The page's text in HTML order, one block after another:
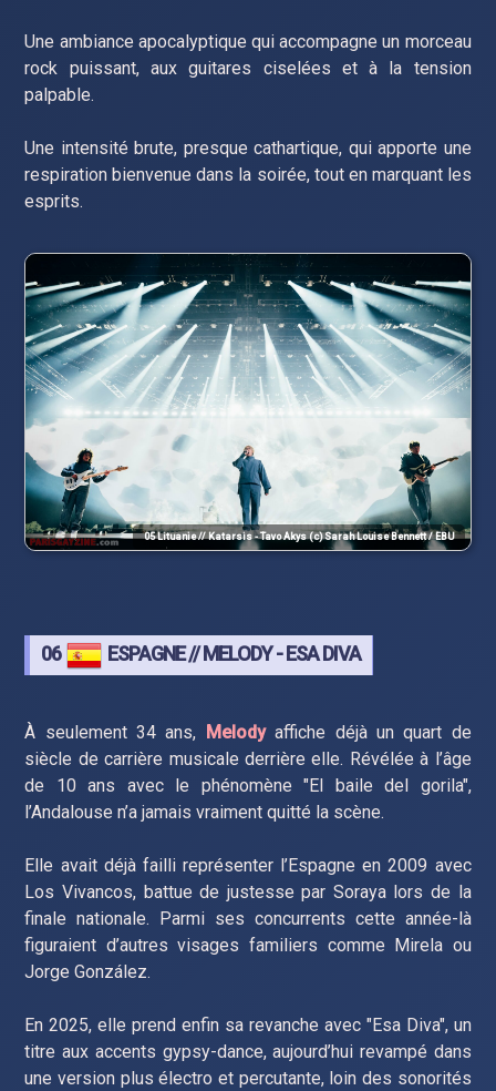
Une ambiance apocalyptique qui accompagne un morceau
rock puissant, aux guitares ciselées et à la tension
palpable.
Une intensité brute, presque cathartique, qui apporte une
respiration bienvenue dans la soirée, tout en marquant les
esprits.
05 Lituanie // Katarsis - Tavo Akys (c) Sarah Louise Bennett / EBU
06 ESPAGNE // MELODY - ESA DIVA
À seulement 34 ans, Melodyaffiche déjà un quart de
siècle de carrière musicale derrière elle. Révélée à l’âge
de 10 ans avec le phénomène "El baile del gorila",
l’Andalouse n’a jamais vraiment quitté la scène.
Elle avait déjà failli représenter l’Espagne en 2009 avec
Los Vivancos, battue de justesse par Soraya lors de la
finale nationale. Parmi ses concurrents cette année-là
figuraient d’autres visages familiers comme Mirela ou
Jorge González.
En 2025, elle prend enfin sa revanche avec "Esa Diva", un
titre aux accents gypsy-dance, aujourd’hui revampé dans
une version plus électro et percutante, loin des sonorités